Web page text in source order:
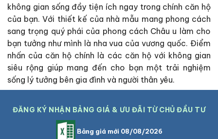
không gian sống đầy tiện ích ngay trong chính căn hộ
của bạn. Với thiết kế của nhà mẫu mang phong cách
sang trọng quý phái của phong cách Châu u làm cho
bạn tưởng như mình là nha vua của vương quốc. Điểm
nhấn của căn hộ chính là các căn hộ với không gian
siêu rộng giúp mang đến cho bạn một trải nghiệm
sống lý tưởng bên gia đình và người thân yêu.
ĐĂNG KÝ NHẬN BẢNG GIÁ & ƯU ĐÃI TỪ CHỦ ĐẦU TƯ
Bảng giá mới 08/08/2026